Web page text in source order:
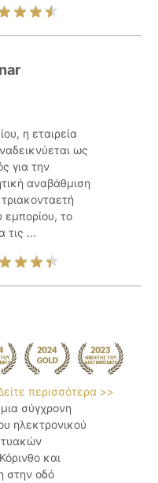
η εταιρεία
ως
για την
αναβάθμιση
το
τις ...
περισσότερα >>
σύγχρονη
ηλεκτρονικού
και
στην οδό